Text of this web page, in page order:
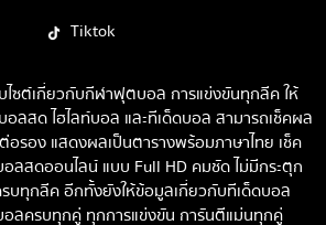
Tiktok
บไซต์เกี่ยวกับกีฬาฟุตบอล การแข่งขันทุกลีค ให้
ลสด ไฮไลท์บอล และทีเด็ดบอล สามารถเช็คผล
รอง แสดงผลเป็นตารางพร้อมภาษาไทย เช็ค
ลสดออนไลน์ แบบ Full HD คมชัด ไม่มีกระตุก
รบทุกลีค อีกทั้งยังให้ข้อมูลเกี่ยวกับทีเด็ดบอล
อลครบทุกคู่ ทุกการแข่งขัน การันตีแม่นทุกคู่